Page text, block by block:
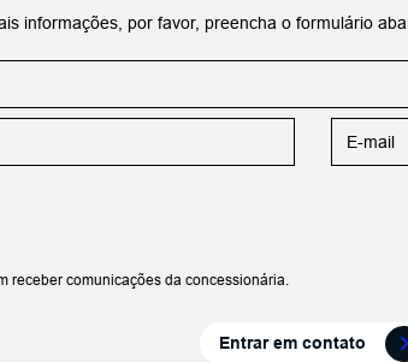
informações, por favor, preencha o formulário
receber comunicações da concessionária.
Entrar em contato